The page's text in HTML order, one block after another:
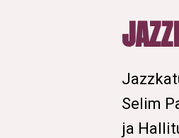
Selim
ja